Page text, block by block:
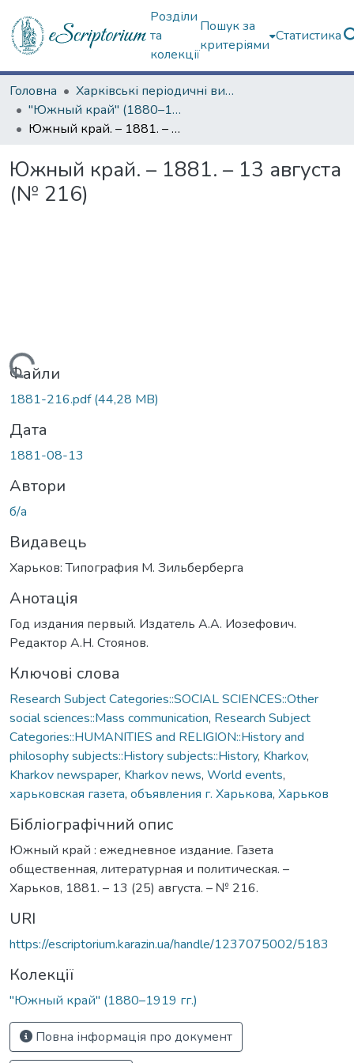
Розділи
та
колекції
Пошук за
критеріями
Статистика
Головна
Харківські періодичні видання
"Южный край" (1880–1919 гг.)
Южный край. – 1881. – 13 августа (№ 216)
Южный край. – 1881. – 13 августа
(№ 216)
Вантажиться...
Файли
1881-216.pdf(44,28 MB)
Дата
1881-08-13
Автори
б/а
Видавець
Харьков: Типография М. Зильберберга
Анотація
Год издания первый. Издатель А.А. Иозефович.
Редактор А.Н. Стоянов.
Ключові слова
Research Subject Categories::SOCIAL SCIENCES::Other
social sciences::Mass communication, Research Subject
Categories::HUMANITIES and RELIGION::History and
philosophy subjects::History subjects::History, Kharkov,
Kharkov newspaper, Kharkov news, World events,
харьковская газета, объявления г. Харькова, Харьков
Бібліографічний опис
Южный край : ежедневное издание. Газета
общественная, литературная и политическая. –
Харьков, 1881. – 13 (25) августа. – № 216.
URI
https://escriptorium.karazin.ua/handle/1237075002/5183
Колекції
"Южный край" (1880–1919 гг.)
Повна інформація про документ